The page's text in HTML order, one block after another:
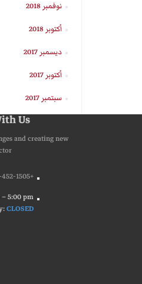
نوفمبر 2018
أكتوبر 2018
ديسمبر 2017
أكتوبر 2017
سبتمبر 2017
Us?
and creating new
+1-888-452-1505
5:00 pm,
CLOSED